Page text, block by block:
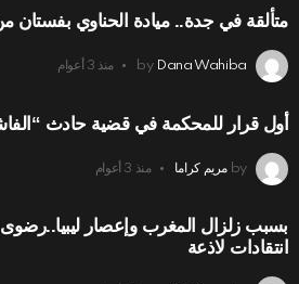
متألقة في جدة.. ميادة الحناوي بفستان
by Dana Wahiba منذ 3 أعوام
أول قرار للمحكمة في قضية حادث
by مريم كراما منذ 3 أعوام
بسبب زلزال المغرب وإعصار ليبيا..رضوى
انتقادات لاذعة